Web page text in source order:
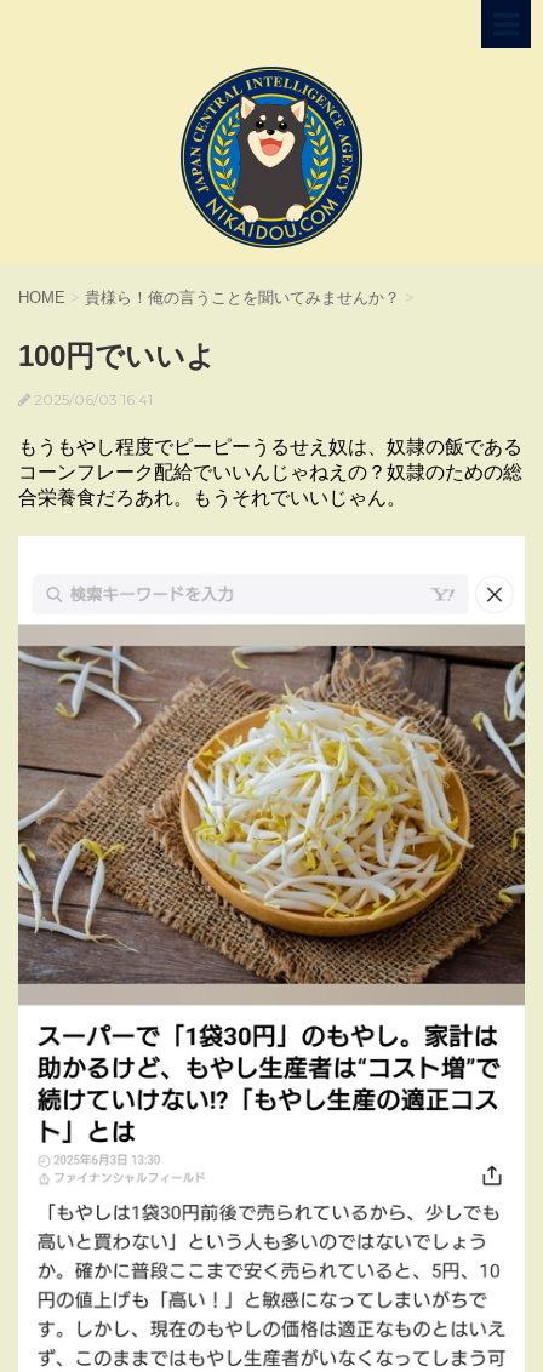
HOME > 貴様ら！俺の言うことを聞いてみませんか？ >
100円でいいよ
2025/06/03 16:41
もうもやし程度でピーピーうるせえ奴は、奴隷の飯である
コーンフレーク配給でいいんじゃねえの？奴隷のための総
合栄養食だろあれ。もうそれでいいじゃん。